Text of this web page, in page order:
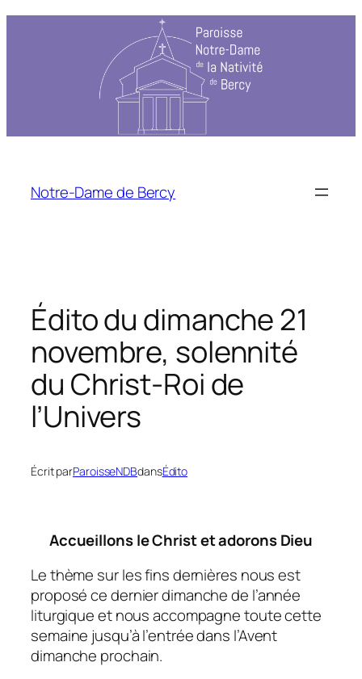
Notre-Dame de Bercy
Édito du dimanche 21
novembre, solennité
du Christ-Roi de
l’Univers
Écrit parParoisseNDBdansÉdito
Accueillons le Christ et adorons Dieu
Le thème sur les fins dernières nous est
proposé ce dernier dimanche de l’année
liturgique et nous accompagne toute cette
semaine jusqu’à l’entrée dans l’Avent
dimanche prochain.